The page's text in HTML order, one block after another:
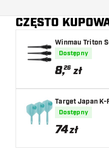
Kształt nosa lotki
Strefa uchwytu lotki
Kształt lotki
Waga lotki
Szerokość lotki (MM)
Długość lotki (MM)
CZĘSTO
Winmau Triton
Dostępny
8,26 zł
Target Japan K-
Dostępny
74zł